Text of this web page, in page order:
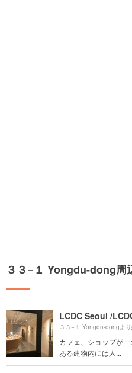
３３−１ Yongdu-dong周
LCDC Seoul /
３３−１ Yongdu-dongよ
カフェ、ショップが
ある建物内には人...